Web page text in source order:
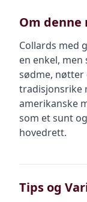
Om
Collards med
en enkel,
sødme, nøtter
tradisjonsrike
amerikanske
som et sunt
hovedrett.
Tips og